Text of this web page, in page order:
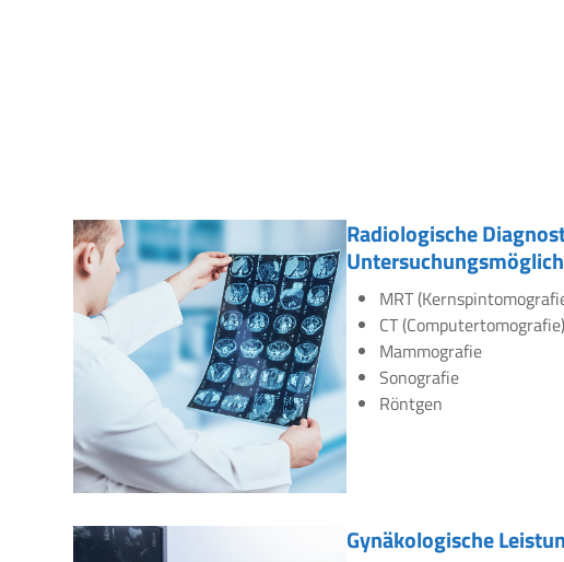
Radiologische
MRT
CT (Computertomografie)
Mammografie
Sonografie
Röntgen
Gynäkologische